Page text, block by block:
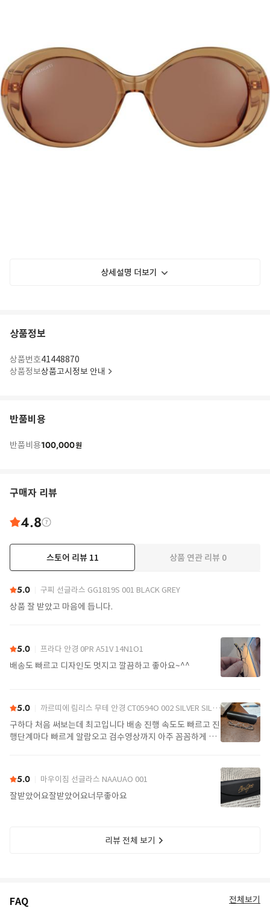
상세설명 더보기
상품정보
상품번호41448870
상품정보상품고시정보 안내
반품비용
반품비용100,000원
구매자 리뷰
4.8
스토어 리뷰 11 상품 연관 리뷰 0
5.0 구찌 선글라스 GG1819S 001 BLACK GREY
상품 잘 받았고 마음에 듭니다.
5.0 프라다 안경 0PR A51V 14N1O1
배송도 빠르고 디자인도 멋지고 깔끔하고 좋아요~^^
5.0 까르띠에 림리스 무테 안경 CT0594O 002 SILVER SILVER TRANSPARENT
구하다 처음 써보는데 최고입니다 배송 진행 속도도 빠르고 진
행단계마다 빠르게 알람오고 검수영상까지 아주 꼼꼼하게 찍
5.0 마우이짐 선글라스 NAAUAO 001
잘받았어요잘받았어요너무좋아요
리뷰 전체 보기
FAQ 전체보기